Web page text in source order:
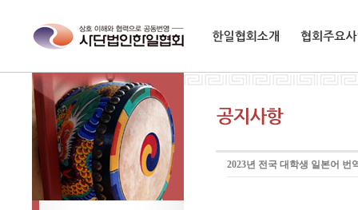
2023년 전국 대학생 일본어 번